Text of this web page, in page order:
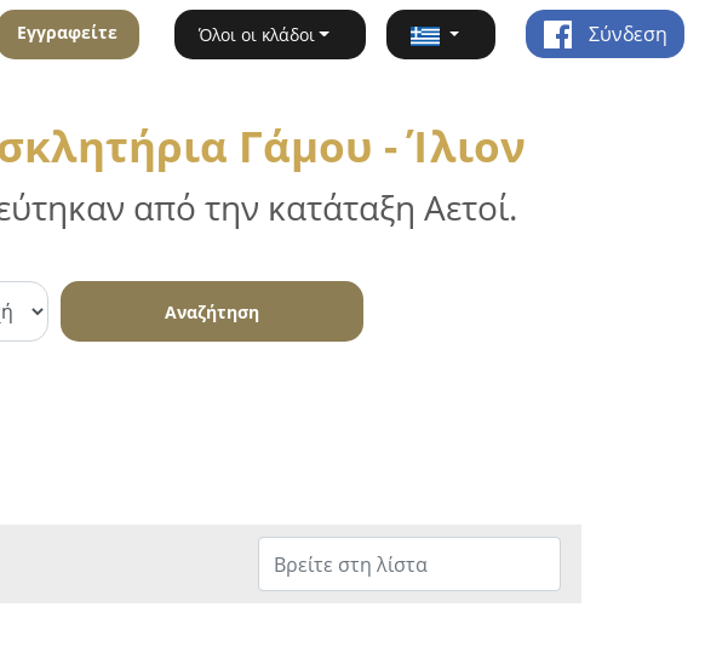
Εγγραφείτε Όλοι οι κλάδοι Σύνδεση
Γάμου - Ίλιον
από την κατάταξη Αετοί.
Αναζήτηση